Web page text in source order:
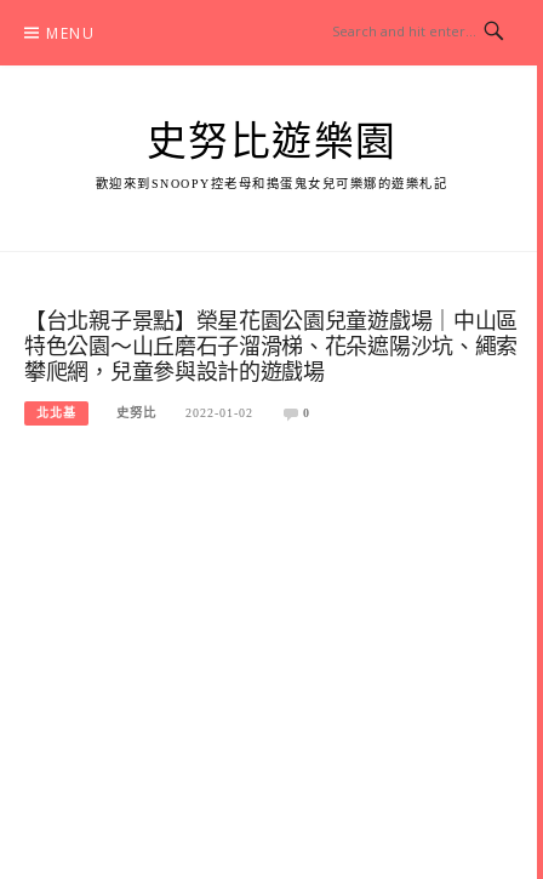
content
MENU
史努比遊樂園
歡迎來到SNOOPY控老母和搗蛋鬼女兒可樂娜的遊樂札記
【台北親子景點】榮星花園公園兒童遊戲場｜中山區
特色公園～山丘磨石子溜滑梯、花朵遮陽沙坑、繩索
攀爬網，兒童參與設計的遊戲場
北北基 史努比 2022-01-02 0